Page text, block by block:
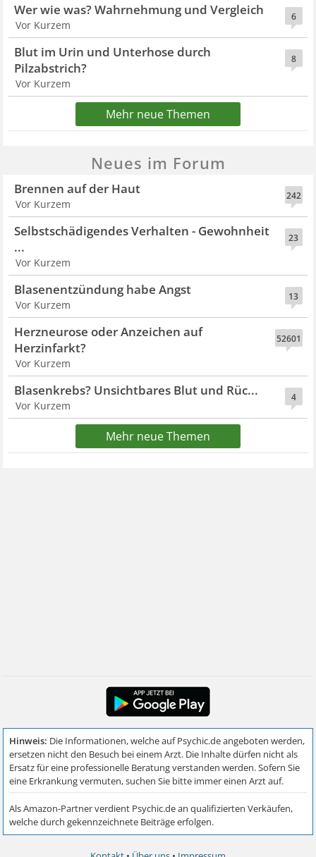
6
Wer wie was? Wahrnehmung und Vergleich
Vor Kurzem
8
Blut im Urin und Unterhose durch
Pilzabstrich?
Vor Kurzem
Mehr neue Themen
Neues im Forum
242
Brennen auf der Haut
Vor Kurzem
23
Selbstschädigendes Verhalten - Gewohnheit
...
Vor Kurzem
13
Blasenentzündung habe Angst
Vor Kurzem
52601
Herzneurose oder Anzeichen auf
Herzinfarkt?
Vor Kurzem
4
Blasenkrebs? Unsichtbares Blut und Rüc...
Vor Kurzem
Mehr neue Themen